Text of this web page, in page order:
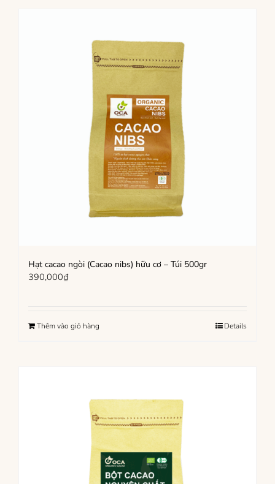
Hạt cacao ngòi (Cacao nibs) hữu cơ – Túi 500gr
390,000₫
Thêm vào giỏ hàng Details